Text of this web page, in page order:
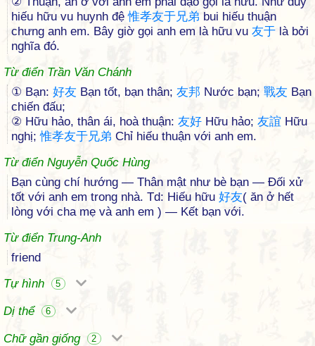
hiếu hữu vu huynh đệ惟孝友于兄弟 bui hiếu thuận
chưng anh em. Bây giờ gọi anh em là hữu vu 友于 là bởi
nghĩa đó.
Từ điển Trần Văn Chánh
① Bạn: 好友 Bạn tốt, bạn thân; 友邦 Nước bạn; 戰友 Bạn
chiến đấu;
② Hữu hảo, thân ái, hoà thuận: 友好 Hữu hảo; 友誼 Hữu
nghị;惟孝友于兄弟 Chỉ hiếu thuận với anh em.
Từ điển Nguyễn Quốc Hùng
Bạn cùng chí hướng — Thân mật như bè bạn — Đối xử
tốt với anh em trong nhà. Td: Hiếu hữu 好友( ăn ở hết
lòng với cha mẹ và anh em ) — Kết bạn với.
Từ điển Trung-Anh
friend
Tự hình
5
Dị thể 6
Chữ gần giống 2